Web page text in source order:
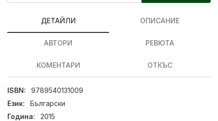
ДЕТАЙЛИ ОПИСАНИЕ
АВТОРИ РЕВЮТА
КОМЕНТАРИ ОТКЪС
ISBN:
9789540131009
Език:
Български
Година:
2015